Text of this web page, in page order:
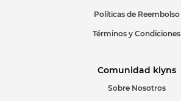
Políticas de Reembolso
Términos y Condiciones
Comunidad klyns
Sobre Nosotros